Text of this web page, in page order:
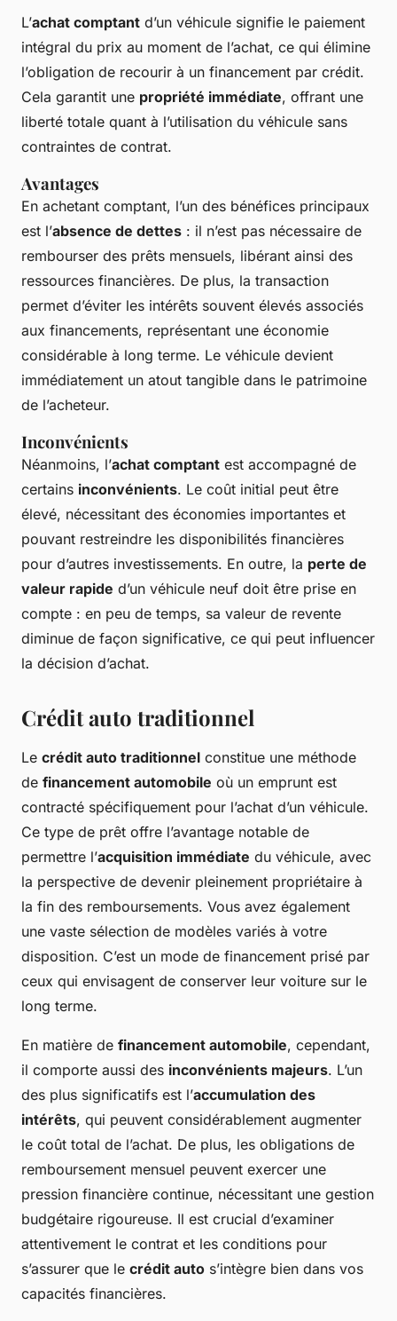
L’achat comptant d’un véhicule signifie le paiement
intégral du prix au moment de l’achat, ce qui élimine
l’obligation de recourir à un financement par crédit.
Cela garantit une propriété immédiate, offrant une
liberté totale quant à l’utilisation du véhicule sans
contraintes de contrat.
Avantages
En achetant comptant, l’un des bénéfices principaux
est l’absence de dettes : il n’est pas nécessaire de
rembourser des prêts mensuels, libérant ainsi des
ressources financières. De plus, la transaction
permet d’éviter les intérêts souvent élevés associés
aux financements, représentant une économie
considérable à long terme. Le véhicule devient
immédiatement un atout tangible dans le patrimoine
de l’acheteur.
Inconvénients
Néanmoins, l’achat comptant est accompagné de
certains inconvénients. Le coût initial peut être
élevé, nécessitant des économies importantes et
pouvant restreindre les disponibilités financières
pour d’autres investissements. En outre, la perte de
valeur rapide d’un véhicule neuf doit être prise en
compte : en peu de temps, sa valeur de revente
diminue de façon significative, ce qui peut influencer
la décision d’achat.
Crédit auto traditionnel
Le crédit auto traditionnel constitue une méthode
de financement automobile où un emprunt est
contracté spécifiquement pour l’achat d’un véhicule.
Ce type de prêt offre l’avantage notable de
permettre l’acquisition immédiate du véhicule, avec
la perspective de devenir pleinement propriétaire à
la fin des remboursements. Vous avez également
une vaste sélection de modèles variés à votre
disposition. C’est un mode de financement prisé par
ceux qui envisagent de conserver leur voiture sur le
long terme.
En matière de financement automobile, cependant,
il comporte aussi des inconvénients majeurs. L’un
des plus significatifs est l’accumulation des
intérêts, qui peuvent considérablement augmenter
le coût total de l’achat. De plus, les obligations de
remboursement mensuel peuvent exercer une
pression financière continue, nécessitant une gestion
budgétaire rigoureuse. Il est crucial d’examiner
attentivement le contrat et les conditions pour
s’assurer que le crédit auto s’intègre bien dans vos
capacités financières.